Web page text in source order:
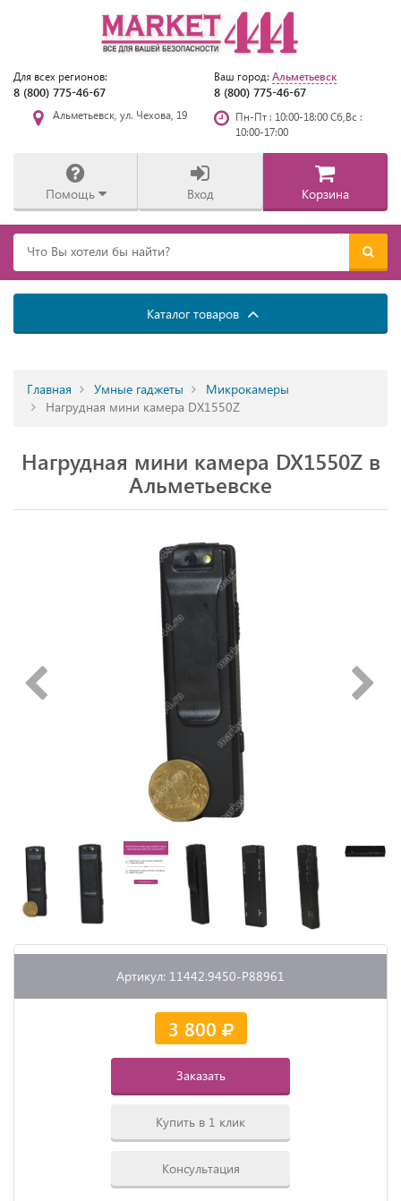
Для всех регионов:
8 (800) 775-46-67
Ваш город: Альметьевск
8 (800) 775-46-67
Альметьевск, ул. Чехова, 19
Пн-Пт : 10:00-18:00 Сб,Вс :
10:00-17:00
Помощь Вход Корзина
Каталог товаров
Главная Умные гаджеты
Микрокамеры
Нагрудная мини камера DX1550Z
Нагрудная мини камера DX1550Z в
Альметьевске
Артикул: 11442.9450-P88961
3 800
Заказать
Купить в 1 клик
Консультация